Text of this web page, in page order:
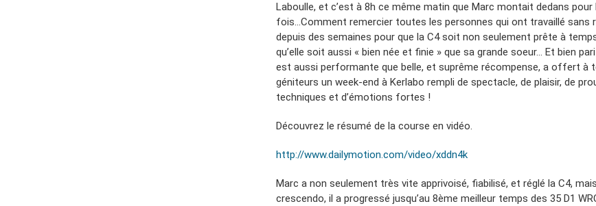
Laboulle, et c’est à 8h ce même matin que Marc montait dedans pour
fois…Comment remercier toutes les personnes qui ont travaillé sans
depuis des semaines pour que la C4 soit non seulement prête à
qu’elle soit aussi « bien née et finie » que sa grande soeur… Et bien
est aussi performante que belle, et suprême récompense, a offert à
géniteurs un week-end à Kerlabo rempli de spectacle, de plaisir, de
techniques et d’émotions fortes !
Découvrez le résumé de la course en vidéo.
http://www.dailymotion.com/video/xddn4k
Marc a non seulement très vite apprivoisé, fiabilisé, et réglé la C4, mais
crescendo, il a progressé jusqu’au 8ème meilleur temps des 35 D1